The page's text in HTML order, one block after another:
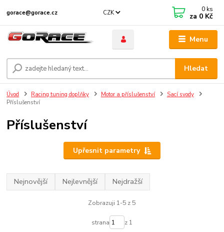
Menu
CZK
Hledat
gorace@gorace.cz 0 ks
za 0 Kč
Úvod Racing tuning doplňky Motor a příslušenství
Sací svody
Příslušenství
Příslušenství
Upřesnit parametry
Nejnovější Nejlevnější Nejdražší
Zobrazuji 1-5 z 5
strana z 1